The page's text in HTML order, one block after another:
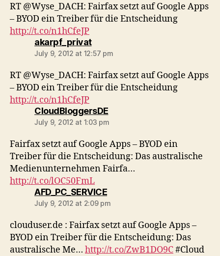
RT @Wyse_DACH: Fairfax setzt auf Google Apps
– BYOD ein Treiber für die Entscheidung
http://t.co/n1hCfeJP
akarpf_privatsays:
July 9, 2012 at 12:57 pm
RT @Wyse_DACH: Fairfax setzt auf Google Apps
– BYOD ein Treiber für die Entscheidung
http://t.co/n1hCfeJP
CloudBloggersDEsays:
July 9, 2012 at 1:03 pm
Fairfax setzt auf Google Apps – BYOD ein
Treiber für die Entscheidung: Das australische
Medienunternehmen Fairfa…
http://t.co/lOC50FmL
AFD_PC_SERVICEsays:
July 9, 2012 at 2:09 pm
clouduser.de : Fairfax setzt auf Google Apps –
BYOD ein Treiber für die Entscheidung: Das
australische Me… http://t.co/ZwB1DO9C#Cloud